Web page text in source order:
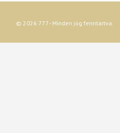
© 2026 777 - Minden jog fenntartva.